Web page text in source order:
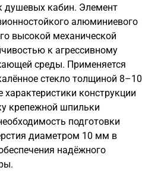
душевых кабин. Элемент
алюминиевого
высокой механической
к агрессивному
среды. Применяется
стекло толщиной 8–10
конструкции
крепежной шпильки
подготовки
диаметром 10 мм в
надёжного